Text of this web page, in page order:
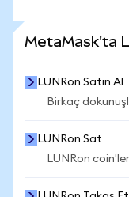
MetaMask'ta
LUNRon Satın Al
Birkaç
LUNRon Sat
LUNRon